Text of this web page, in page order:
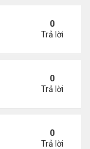
hội để dập lửa
0
Trả lời
với vụ ném bom
0
Trả lời
thỏa thuận ngừng
0
Trả lời